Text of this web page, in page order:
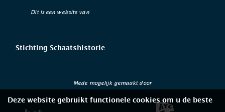
Dit is een website van
Stichting Schaatshistorie
Mede mogelijk gemaakt door
Deze website gebruikt functionele cookies om u de beste